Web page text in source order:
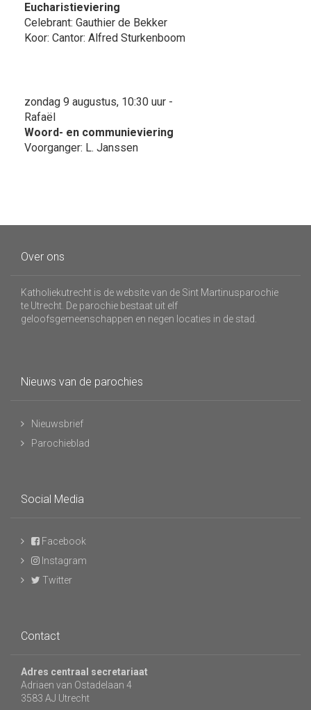
Eucharistieviering
Celebrant: Gauthier de Bekker
Koor: Cantor: Alfred Sturkenboom
zondag 9 augustus, 10:30 uur -
Rafaël
Woord- en communieviering
Voorganger: L. Janssen
Over ons
Katholiekutrecht is de website van de Sint Martinusparochie
te Utrecht. De parochie bestaat uit elf
geloofsgemeenschappen en negen locaties in de stad.
Nieuws van de parochies
Nieuwsbrief
Parochieblad
Social Media
Facebook
Instagram
Twitter
Contact
Adres centraal secretariaat
Adriaen van Ostadelaan 4
3583 AJ Utrecht